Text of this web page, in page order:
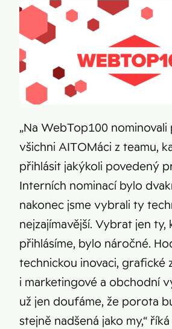
Leady
Merk
SimilarWeb
Pipedrive
„Na WebTop100
všichni AITOMáci z teamu,
přihlásit jakýkoli povedený
Interních nominací bylo
nakonec jsme vybrali ty
nejzajímavější. Vybrat jen
přihlásíme, bylo náročné.
technickou inovaci, grafické
i marketingové a obchodní
už jen doufáme, že porota
stejně nadšená jako my,“